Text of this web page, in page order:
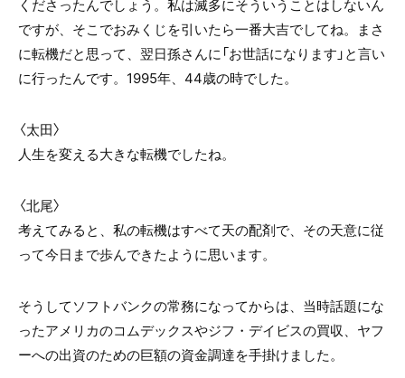
くださったんでしょう。私は滅多にそういうことはしないん
ですが、そこでおみくじを引いたら一番大吉でしてね。まさ
に転機だと思って、翌日孫さんに「お世話になります」と言い
に行ったんです。1995年、44歳の時でした。
〈太田〉
人生を変える大きな転機でしたね。
〈北尾〉
考えてみると、私の転機はすべて天の配剤で、その天意に従
って今日まで歩んできたように思います。
そうしてソフトバンクの常務になってからは、当時話題にな
ったアメリカのコムデックスやジフ・デイビスの買収、ヤフ
ーへの出資のための巨額の資金調達を手掛けました。